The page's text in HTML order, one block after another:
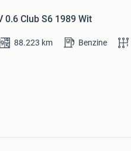
0.6 Club S6 1989 Wit
88.223 km Benzine